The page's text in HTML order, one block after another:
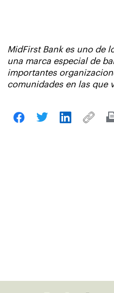
MidFirst Bank es uno de
una marca especial de
importantes
comunidades en las que